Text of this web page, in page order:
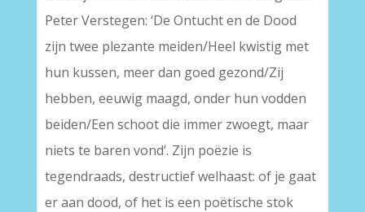
Peter Verstegen: ‘De Ontucht en de Dood
zijn twee plezante meiden/Heel kwistig met
hun kussen, meer dan goed gezond/Zij
hebben, eeuwig maagd, onder hun vodden
beiden/Een schoot die immer zwoegt, maar
niets te baren vond’. Zijn poëzie is
tegendraads, destructief welhaast: of je gaat
er aan dood, of het is een poëtische stok